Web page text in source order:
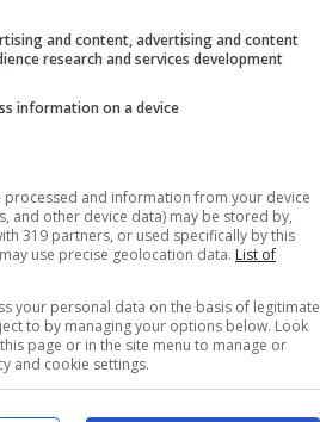
e lapassata di
fate cuocere 20 min. a 100°
and content, advertising and content
research and services development
information on a device
and information from your device
and other device data) may be stored by,
319 partners, or used specifically by this
use precise geolocation data. List of
your personal data on the basis of legitimate
to by managing your options below. Look
page or in the site menu to manage or
and cookie settings.